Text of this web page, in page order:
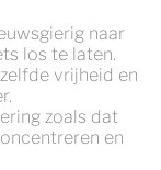
naar
los te laten.
vrijheid en
zoals dat
en